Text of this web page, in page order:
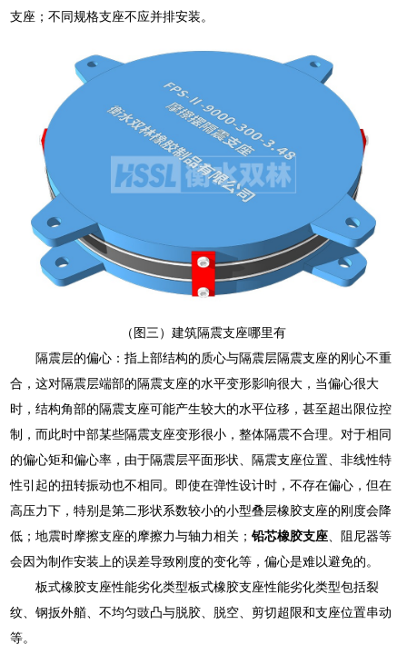
支座；不同规格支座不应并排安装。
（图三）建筑隔震支座哪里有
隔震层的偏心：指上部结构的质心与隔震层隔震支座的刚心不重
合，这对隔震层端部的隔震支座的水平变形影响很大，当偏心很大
时，结构角部的隔震支座可能产生较大的水平位移，甚至超出限位控
制，而此时中部某些隔震支座变形很小，整体隔震不合理。对于相同
的偏心矩和偏心率，由于隔震层平面形状、隔震支座位置、非线性特
性引起的扭转振动也不相同。即使在弹性设计时，不存在偏心，但在
高压力下，特别是第二形状系数较小的小型叠层橡胶支座的刚度会降
低；地震时摩擦支座的摩擦力与轴力相关；铅芯橡胶支座、阻尼器等
会因为制作安装上的误差导致刚度的变化等，偏心是难以避免的。
板式橡胶支座性能劣化类型板式橡胶支座性能劣化类型包括裂
纹、钢扳外艏、不均匀豉凸与脱胶、脱空、剪切超限和支座位置串动
等。